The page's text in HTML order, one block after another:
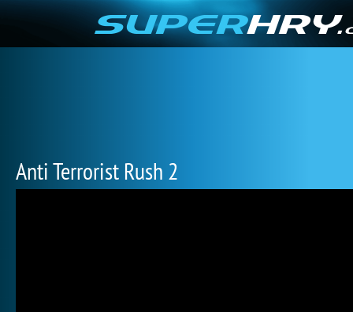
Anti Terrorist Rush 2